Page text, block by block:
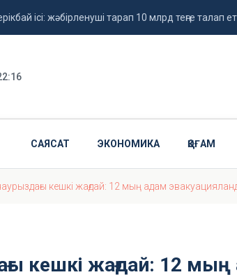
ісі: жәбірленуші тарап 10 млрд теңге талап
тізімі жарияланды
САЯСАТ ЭКОНОМИКА ҚОҒАМ
кешкі жағдай: 12 мың адам
кешкі жағдай: 12